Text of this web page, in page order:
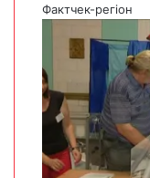
Фактчек-регіон